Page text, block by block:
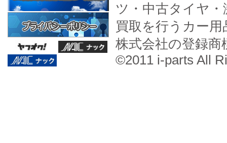
ツ・中古タイヤ
買取を行うカー
株式会社の登録商
©2011 i-parts All